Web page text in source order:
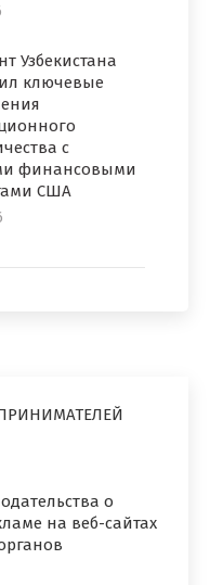
Узбекистана
ключевые
с
финансовыми
США
о
на веб-сайтах